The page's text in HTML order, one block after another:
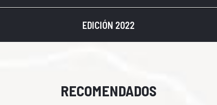
EDICIÓN 2022
RECOMENDADOS